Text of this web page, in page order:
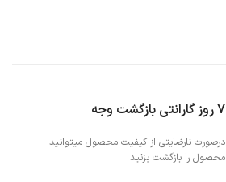
7 روز گارانتی بازگشت وجه
درصورت نارضایتی از کیفیت محصول میتوانید
محصول را بازگشت بزنید